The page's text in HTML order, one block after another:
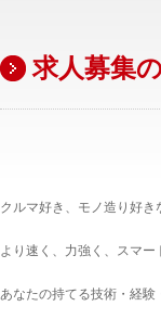
求人募集
クルマ好き、モノ造り好き
より速く、力強く、スマ
あなたの持てる技術・経験